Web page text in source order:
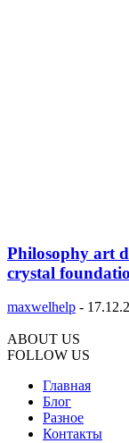
Philosophy art
crystal
maxwelhelp -
ABOUT US
FOLLOW US
Главная
Блог
Разное
Контакты